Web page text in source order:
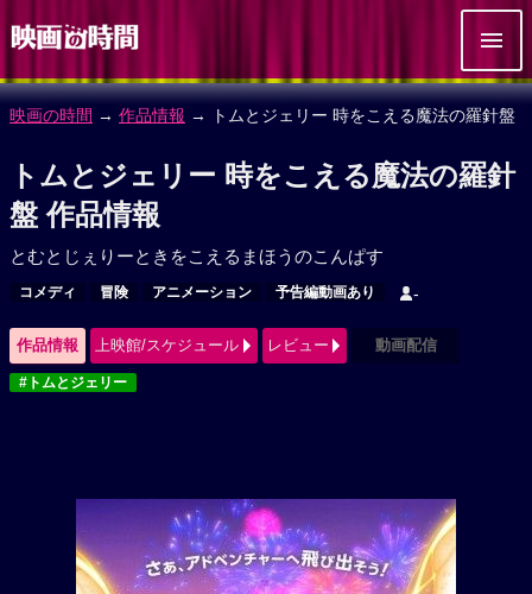
映画の時間 → 作品情報 → トムとジェリー 時をこえる魔法の羅針盤
トムとジェリー 時をこえる魔法の羅針
盤 作品情報
とむとじぇりーときをこえるまほうのこんぱす
コメディ 冒険 アニメーション 予告編動画あり -
作品情報 上映館/スケジュール レビュー 動画配信
#トムとジェリー